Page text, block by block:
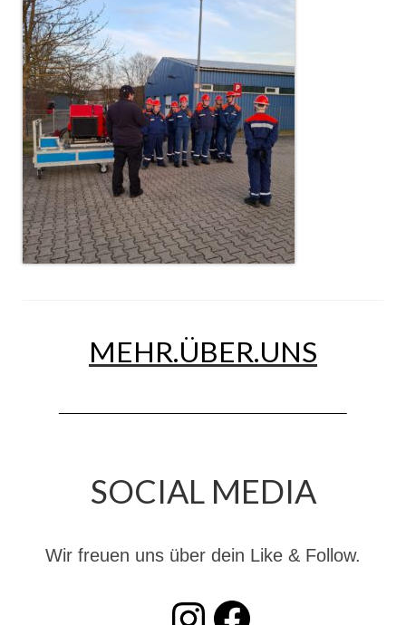
Christkindwiegen 2019
Christkindwiegen 2018
Christkindwiegen 2017
Christkindwiegen 2016
Jahreskonzert 2017
Oktoberfestkonzert 2018
Jahreskonzert 2019
Einsatzfahrzeuge
MEHR.ÜBER.UNS
SOCIAL MEDIA
Wir freuen uns über dein Like & Follow.